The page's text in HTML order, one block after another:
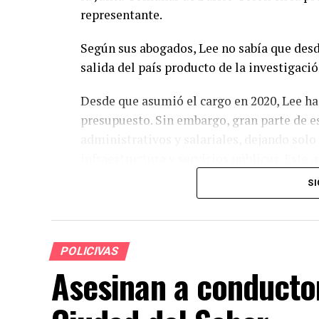
representante.
Según sus abogados, Lee no sabía que
salida del país producto de la
Desde que asumió el cargo en 2020, Lee
presupuesto. Sin embargo, gran parte de
se destinaron a funcionamiento y solo
salarios, alcanzando más de $20.1
La gestión de Lee ha sido objeto de
candidato a alcalde, quien ha señalado
POLICIVAS
Asesinan a